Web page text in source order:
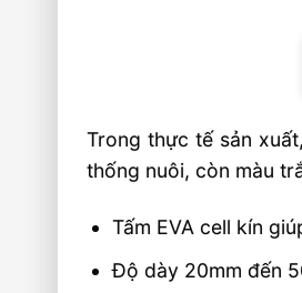
Trong thực tế sản
thống nuôi, còn màu
Tấm EVA cell kín
Độ dày 20mm đến